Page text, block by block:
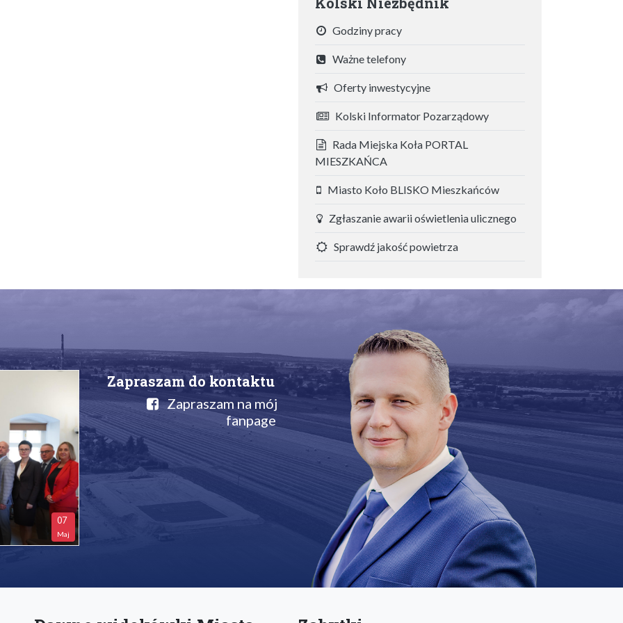
Godziny pracy
Ważne telefony
Oferty inwestycyjne
Kolski Informator Pozarządowy
Rada Miejska Koła PORTAL
MIESZKAŃCA
Miasto Koło BLISKO Mieszkańców
Zgłaszanie awarii oświetlenia ulicznego
Sprawdź jakość powietrza
07
Maj
Zapraszam do kontaktu
Zapraszam na mój
fanpage